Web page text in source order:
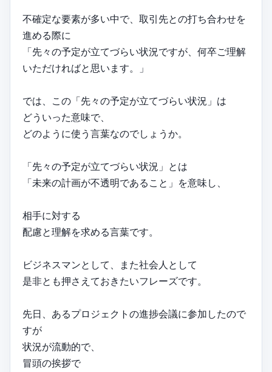
不確定な要素が多い中で、取引先との打ち合わせを
進める際に
「先々の予定が立てづらい状況ですが、何卒ご理解
いただければと思います。」
では、この「先々の予定が立てづらい状況」は
どういった意味で、
どのように使う言葉なのでしょうか。
「先々の予定が立てづらい状況」とは
「未来の計画が不透明であること」を意味し、
相手に対する
配慮と理解を求める言葉です。
ビジネスマンとして、また社会人として
是非とも押さえておきたいフレーズです。
先日、あるプロジェクトの進捗会議に参加したので
すが
状況が流動的で、
冒頭の挨拶で